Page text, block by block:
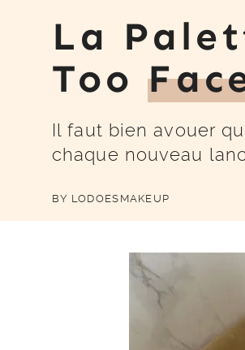
La
Too
Il faut bien avouer
chaque nouveau
BY LODOESMAKEUP